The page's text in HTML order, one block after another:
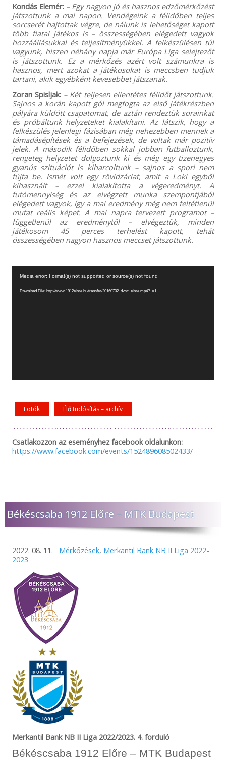
Kondás Elemér: – Egy nagyon jó és hasznos edzőmérkőzést
játszottunk a mai napon. Vendégeink a félidőben teljes
sorcserét hajtottak végre, de nálunk is lehetőséget kapott
több fiatal játékos is – összességében elégedett vagyok
hozzáállásukkal és teljesítményükkel. A felkészülésen túl
vagyunk, hiszen néhány napja már Európa Liga selejtezőt
is játszottunk. Ez a mérkőzés azért volt számunkra is
hasznos, mert azokat a játékosokat is meccsben tudjuk
tartani, akik egyébként kevesebbet játszanak.
Zoran Spisljak: – Két teljesen ellentétes félidőt játszottunk.
Sajnos a korán kapott gól megfogta az első játékrészben
pályára küldött csapatomat, de aztán rendeztük sorainkat
és próbáltunk helyzeteket kialakítani. Az látszik, hogy a
felkészülés jelenlegi fázisában még nehezebben mennek a
támadásépítések és a befejezések, de voltak már pozitív
jelek. A második félidőben sokkal jobban futballoztunk,
rengeteg helyzetet dolgoztunk ki és még egy tizenegyes
gyanús szituációt is kiharcoltunk – sajnos a spori nem
fújta be. Ismét volt egy rövidzárlat, amit a Loki egyből
kihasznált – ezzel kialakította a végeredményt. A
futómennyiség és az elvégzett munka szempontjából
elégedett vagyok, így a mai eredmény még nem feltétlenül
mutat reális képet. A mai napra tervezett programot –
függetlenül az eredménytől – elvégeztük, minden
játékosom 45 perces terhelést kapott, tehát
összességében nagyon hasznos meccset játszottunk.
Media error: Format(s) not supported or source(s) not found
Download File: http://www.1912elore.hu/transfer/20160702_dvsc_elore.mp4?_=1
Fotók Élő tudósítás – archív
Csatlakozzon az eseményhez facebook oldalunkon:
https://www.facebook.com/events/152489608502433/
Békéscsaba 1912 Előre – MTK Budapest
2022. 08. 11. Mérkőzések, Merkantil Bank NB II Liga 2022-
2023
Merkantil Bank NB II Liga 2022/2023. 4. forduló
Békéscsaba 1912 Előre – MTK Budapest